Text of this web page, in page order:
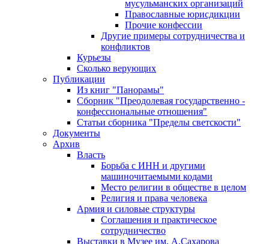
мусульманских организаций
Православные юрисдикции
Прочие конфессии
Другие примеры сотрудничества и
конфликтов
Курьезы
Сколько верующих
Публикации
Из книг "Панорамы"
Сборник "Преодолевая государственно -
конфессиональные отношения"
Статьи сборника "Пределы светскости"
Документы
Архив
Власть
Борьба с ИНН и другими
машиночитаемыми кодами
Место религии в обществе в целом
Религия и права человека
Армия и силовые структуры
Соглашения и практическое
сотрудничество
Выставки в Музее им. А.Сахарова